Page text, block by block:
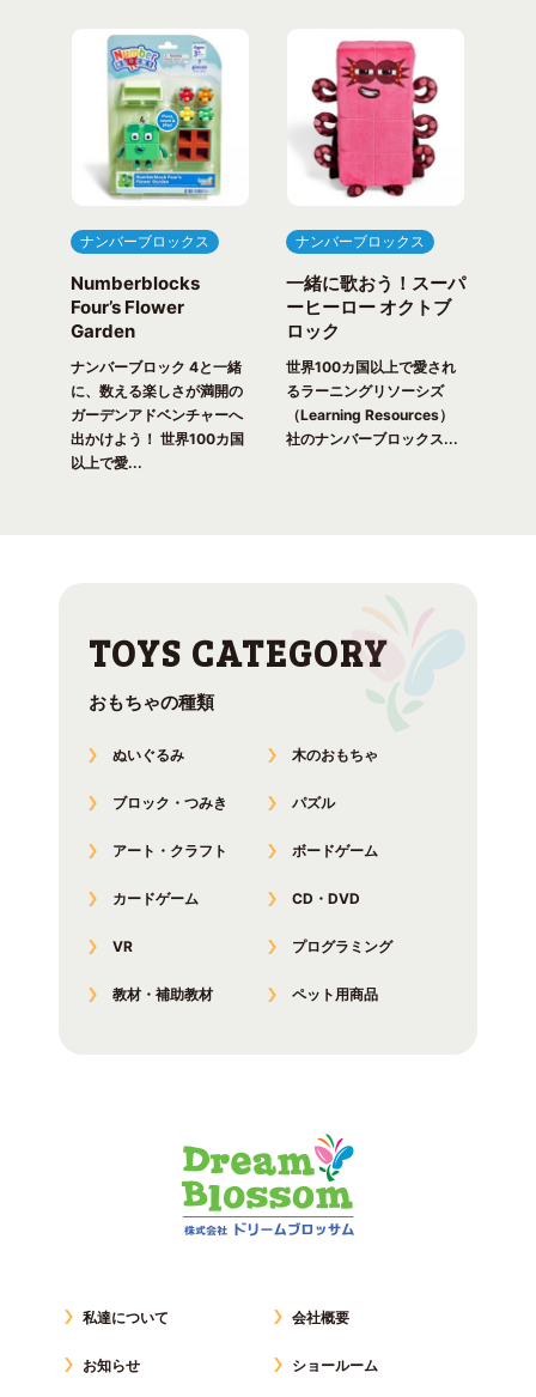
ナンバーブロックス
Numberblocks
Four’s Flower
Garden
ナンバーブロック 4と一緒
に、数える楽しさが満開の
ガーデンアドベンチャーへ
出かけよう！ 世界100カ国
以上で愛...
ナンバーブロックス
一緒に歌おう！スーパ
ーヒーロー オクトブ
ロック
世界100カ国以上で愛され
るラーニングリソーシズ
（Learning Resources）
社のナンバーブロックス...
おもちゃの種類
ぬいぐるみ 木のおもちゃ
ブロック・つみき パズル
アート・クラフト ボードゲーム
カードゲーム CD・DVD
VR プログラミング
教材・補助教材 ペット用商品
私達について
お知らせ
会社概要
ショールーム